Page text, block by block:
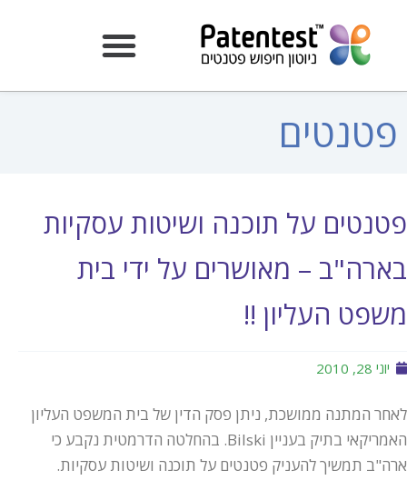
פטנטים
פטנטים על תוכנה ושיטות עסקיות
בארה"ב – מאושרים על ידי בית
משפט העליון !!
יוני 28, 2010
לאחר המתנה ממושכת, ניתן פסק הדין של בית המשפט העליון
האמריקאי בתיק בעניין Bilski. בהחלטה הדרמטית נקבע כי
ארה"ב תמשיך להעניק פטנטים על תוכנה ושיטות עסקיות.